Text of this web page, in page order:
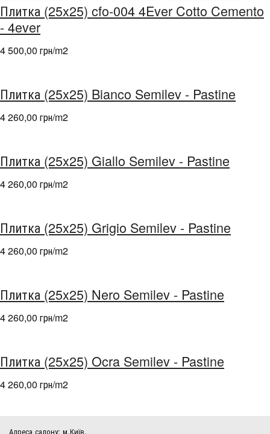
Плитка (25x25) cfo-004 4Ever Cotto Cemento
- 4ever
4 500,00 грн/m2
Плитка (25x25) Bianco Semilev - Pastine
4 260,00 грн/m2
Плитка (25x25) Giallo Semilev - Pastine
4 260,00 грн/m2
Плитка (25x25) Grigio Semilev - Pastine
4 260,00 грн/m2
Плитка (25x25) Nero Semilev - Pastine
4 260,00 грн/m2
Плитка (25x25) Ocra Semilev - Pastine
4 260,00 грн/m2
Адреса салону: м.Київ,